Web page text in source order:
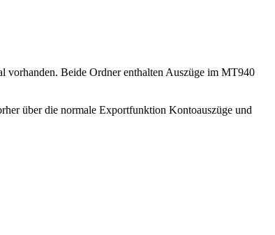
vorhanden. Beide Ordner enthalten Auszüge im MT940
über die normale Exportfunktion Kontoauszüge und